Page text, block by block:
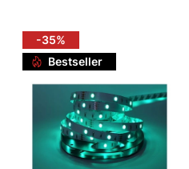
-35%
Bestseller